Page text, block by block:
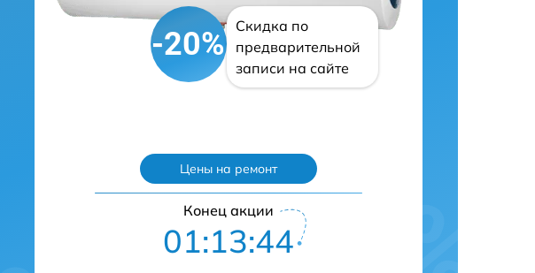
-20%
Скидка по
предварительной
записи на сайте
Цены на ремонт
Конец акции
01:13:43